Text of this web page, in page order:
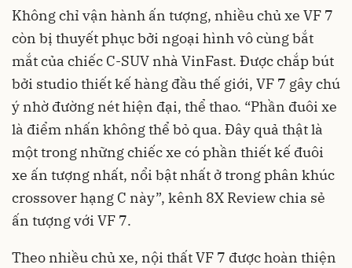
Không chỉ vận hành ấn tượng, nhiều chủ xe VF 7
còn bị thuyết phục bởi ngoại hình vô cùng bắt
mắt của chiếc C-SUV nhà VinFast. Được chắp bút
bởi studio thiết kế hàng đầu thế giới, VF 7 gây chú
ý nhờ đường nét hiện đại, thể thao. “Phần đuôi xe
là điểm nhấn không thể bỏ qua. Đây quả thật là
một trong những chiếc xe có phần thiết kế đuôi
xe ấn tượng nhất, nổi bật nhất ở trong phân khúc
crossover hạng C này”, kênh 8X Review chia sẻ
ấn tượng với VF 7.
Theo nhiều chủ xe, nội thất VF 7 được hoàn thiện